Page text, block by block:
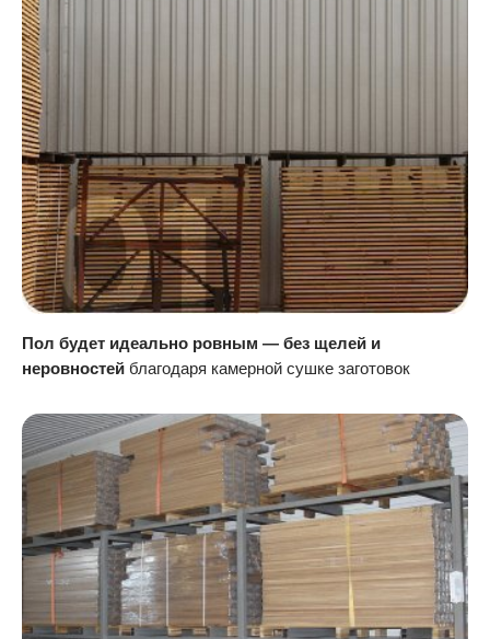
Пол будет идеально ровным — без щелей и
неровностей благодаря камерной сушке заготовок